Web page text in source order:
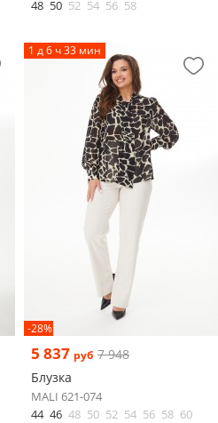
48 50 52 54 56 58
1 д 6 ч 33 мин
-28%
5 837 руб 7 948
Блузка
MALI 621-074
44 46 48 50 52 54 56 58 60